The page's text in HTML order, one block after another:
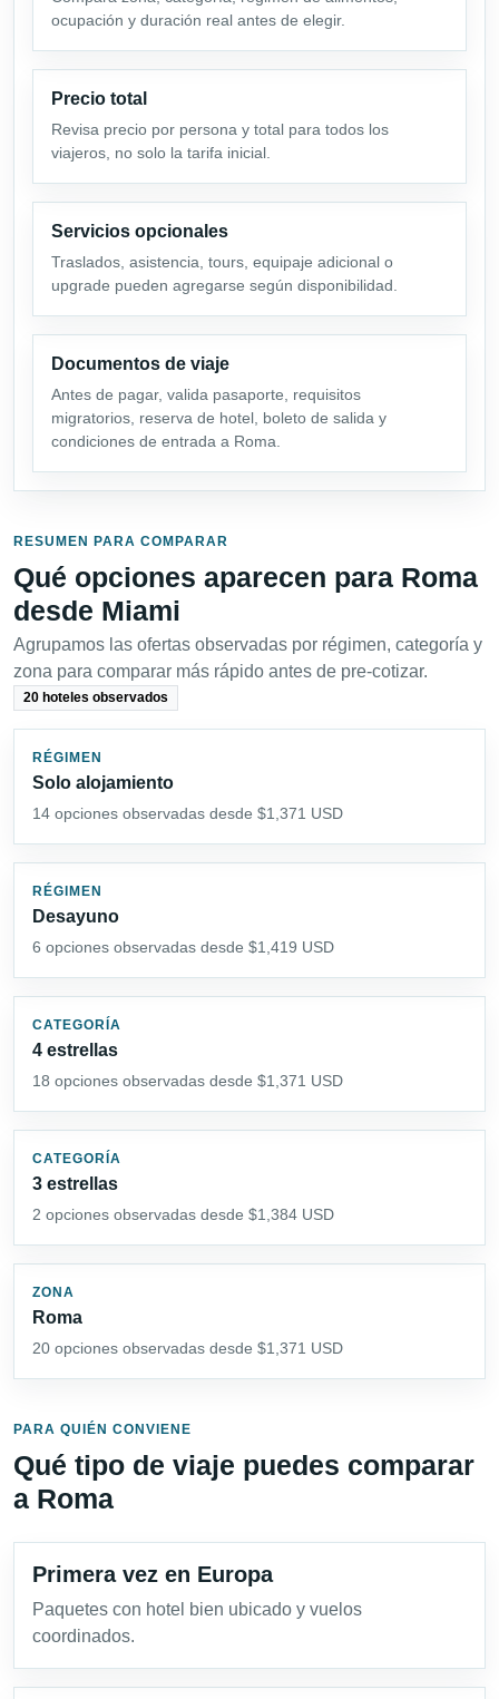
ocupación y duración real antes de elegir.
Precio total
Revisa precio por persona y total para todos los
viajeros, no solo la tarifa inicial.
Servicios opcionales
Traslados, asistencia, tours, equipaje adicional o
upgrade pueden agregarse según disponibilidad.
Documentos de viaje
Antes de pagar, valida pasaporte, requisitos
migratorios, reserva de hotel, boleto de salida y
condiciones de entrada a Roma.
RESUMEN PARA COMPARAR
Qué opciones aparecen para Roma
desde Miami
Agrupamos las ofertas observadas por régimen, categoría y
zona para comparar más rápido antes de pre-cotizar.
20 hoteles observados
RÉGIMEN
Solo alojamiento
14 opciones observadas desde $1,371 USD
RÉGIMEN
Desayuno
6 opciones observadas desde $1,419 USD
CATEGORÍA
4 estrellas
18 opciones observadas desde $1,371 USD
CATEGORÍA
3 estrellas
2 opciones observadas desde $1,384 USD
ZONA
Roma
20 opciones observadas desde $1,371 USD
PARA QUIÉN CONVIENE
Qué tipo de viaje puedes comparar
a Roma
Primera vez en Europa
Paquetes con hotel bien ubicado y vuelos
coordinados.